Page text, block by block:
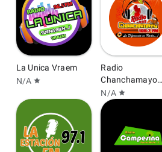
La Unica Vraem
N/A star
Radio
Chanchamayo
105.7 FM
N/A star